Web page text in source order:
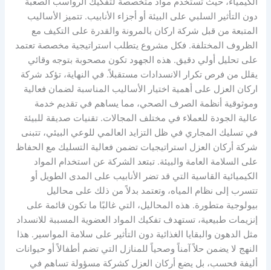
دون التأثير السلبي على البيئة أو أجزاء الأنابيب. تتميز الأساليب
المتبعة من قبل شركة اركان بالمرونة والقدرة على التكيف مع
الظروف المختلفة. فكل مشروع يتطلب استراتيجية مخصصة تعتمد
على تحليل أولي دقيق. هذه الجهود تكون مصحوبة بتوجه وقائي
يقلل من فرص تكرار الانسدادات مستقبلاً. في النهاية، تؤكد شركة
اركان العزل على أهمية اختيار الأساليب المناسبة لضمان فعالية
وموثوقية أنظمة الصرف الصحي، مما يساهم في تقديم خدمة
عالية الجودة للعملاء في مختلف المجالات. تقنيات صديقة للبيئة
في تسليك المجاري في ظل التزايد العالمي للوعي البيئي، تتبنى
شركة أركان العزل استراتيجيات تضمن فعالية التسليك مع الحفاظ
على السلامة العامة والبيئة. تبتعد الشركة عن استخدام المواد
الكيميائية القاسية التي قد تضر الأنابيب على المدى الطويل أو
تتسرب إلى نظام المياه، وتعتمد بدلاً من ذلك على محاليل
بيولوجية متطورة. هذه المحاليل، التي غالبًا ما تكون قائمة على
إنزيمات طبيعية، تستهدف تفكيك المواد العضوية المسببة للانسداد
مثل الدهون والبقايا الغذائية دون التأثير على سلامة المواسير. هذا
النهج لا يضمن حلاً آمناً وصحياً للمنازل التي تضم أطفالاً أو حيوانات
أليفة فحسب، بل يضع أركان العزل كشركة مسؤولة تساهم في